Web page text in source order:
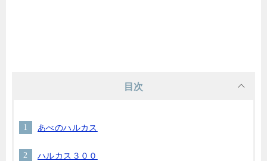
目次
あべのハルカス
ハルカス３００